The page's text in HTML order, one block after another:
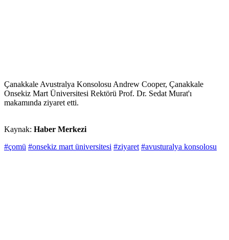
Çanakkale Avustralya Konsolosu Andrew Cooper, Çanakkale
Onsekiz Mart Üniversitesi Rektörü Prof. Dr. Sedat Murat'ı
makamında ziyaret etti.
Kaynak: Haber Merkezi
#çomü #onsekiz mart üniversitesi #ziyaret #avusturalya konsolosu